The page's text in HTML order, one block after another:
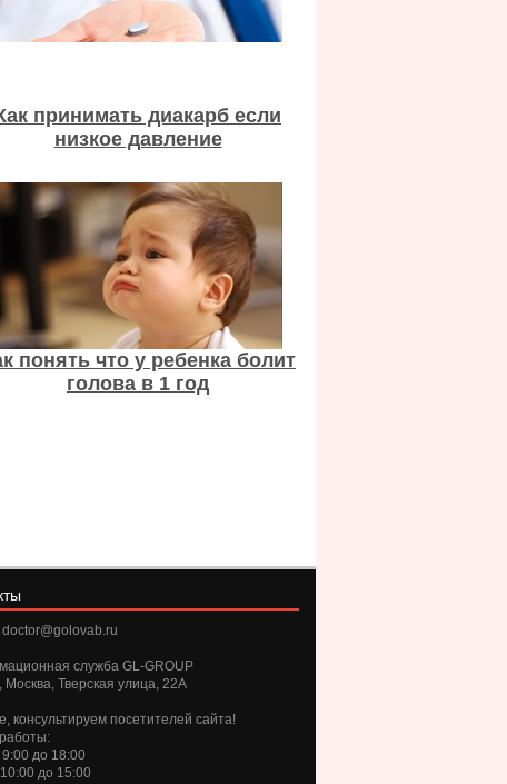
принимать диакарб если
низкое давление
понять что у ребенка болит
голова в 1 год
doctor@golovab.ru
служба GL-GROUP
Москва, Тверская улица, 22А
консультируем посетителей сайта!
9:00 до 18:00
до 15:00